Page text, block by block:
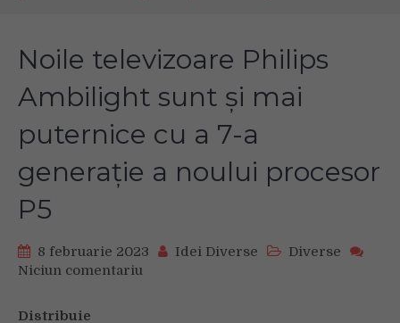
Noile televizoare Philips
Ambilight sunt şi mai
puternice cu a 7-a
generație a noului procesor
P5
8 februarie 2023 Idei Diverse
Diverse
Niciun comentariu
Distribuie